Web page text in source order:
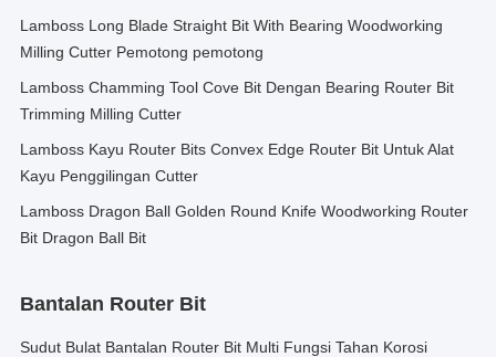
Lamboss Long Blade Straight Bit With Bearing Woodworking
Milling Cutter Pemotong pemotong
Lamboss Chamming Tool Cove Bit Dengan Bearing Router Bit
Trimming Milling Cutter
Lamboss Kayu Router Bits Convex Edge Router Bit Untuk Alat
Kayu Penggilingan Cutter
Lamboss Dragon Ball Golden Round Knife Woodworking Router
Bit Dragon Ball Bit
Bantalan Router Bit
Sudut Bulat Bantalan Router Bit Multi Fungsi Tahan Korosi